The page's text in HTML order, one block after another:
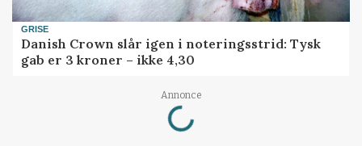
GRISE
Danish Crown slår igen i noteringsstrid: Tysk
gab er 3 kroner – ikke 4,30
Annonce
Loading...